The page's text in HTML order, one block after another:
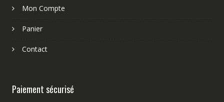
Mon Compte
Panier
Contact
Paiement sécurisé